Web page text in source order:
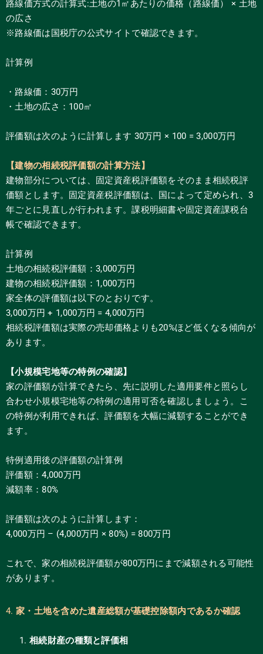
路線価方式の計算式:土地の1㎡あたりの価格（路線価） × 土地
の広さ
※路線価は国税庁の公式サイトで確認できます。
計算例
・路線価：30万円
・土地の広さ：100㎡
評価額は次のように計算します 30万円 × 100 = 3,000万円
【建物の相続税評価額の計算方法】
建物部分については、固定資産税評価額をそのまま相続税評
価額とします。固定資産税評価額は、国によって定められ、3
年ごとに見直しが行われます。課税明細書や固定資産課税台
帳で確認できます。
計算例
土地の相続税評価額：3,000万円
建物の相続税評価額：1,000万円
家全体の評価額は以下のとおりです。
3,000万円 + 1,000万円 = 4,000万円
相続税評価額は実際の売却価格よりも20%ほど低くなる傾向が
あります。
【小規模宅地等の特例の確認】
家の評価額が計算できたら、先に説明した適用要件と照らし
合わせ小規模宅地等の特例の適用可否を確認しましょう。こ
の特例が利用できれば、評価額を大幅に減額することができ
ます。
特例適用後の評価額の計算例
評価額：4,000万円
減額率：80%
評価額は次のように計算します：
4,000万円 – (4,000万円 × 80%) = 800万円
これで、家の相続税評価額が800万円にまで減額される可能性
があります。
4. 家・土地を含めた遺産総額が基礎控除額内であるか確認
相続財産の種類と評価相